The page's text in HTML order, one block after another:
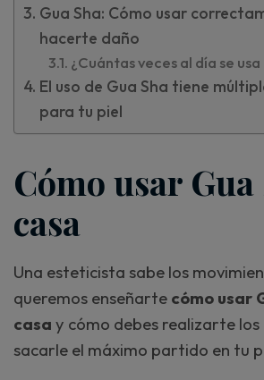
Gua Sha: Cómo usar
hacerte daño
¿Cuántas veces al día se usa
El uso de Gua Sha tiene
para tu piel
Cómo usar Gua
casa
Una esteticista sabe los
queremos enseñarte cómo usar
casa y cómo debes realizarte los
sacarle el máximo partido en tu